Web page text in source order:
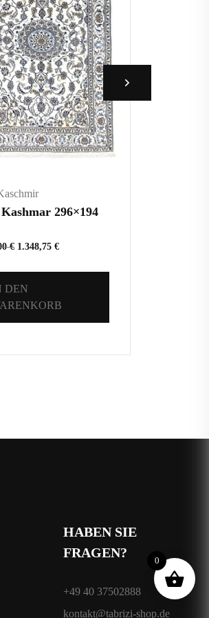
296×194
€ 1.348,75 €
DEN
HABEN SIE
FRAGEN?
+49 40 37502888
kontakt@tabrizi-shop.de
0